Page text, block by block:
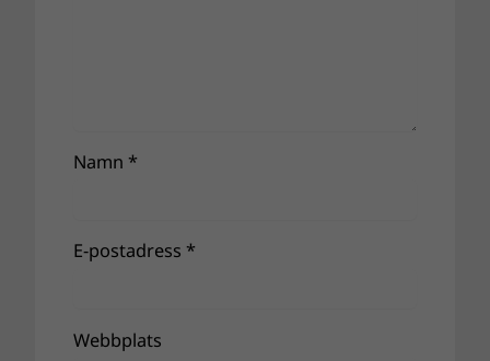
Namn *
E-postadress *
Webbplats